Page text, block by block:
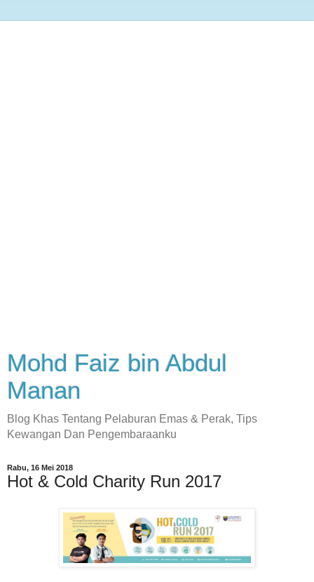
Mohd Faiz bin Abdul
Manan
Blog Khas Tentang Pelaburan Emas & Perak, Tips
Kewangan Dan Pengembaraanku
Rabu, 16 Mei 2018
Hot & Cold Charity Run 2017